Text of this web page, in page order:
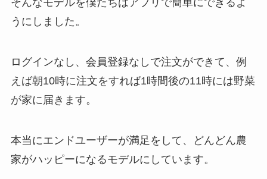
そんなモデルを僕たちはアプリで簡単にできるよ
うにしました。
ログインなし、会員登録なしで注文ができて、例
えば朝10時に注文をすれば1時間後の11時には野菜
が家に届きます。
本当にエンドユーザーが満足をして、どんどん農
家がハッピーになるモデルにしています。